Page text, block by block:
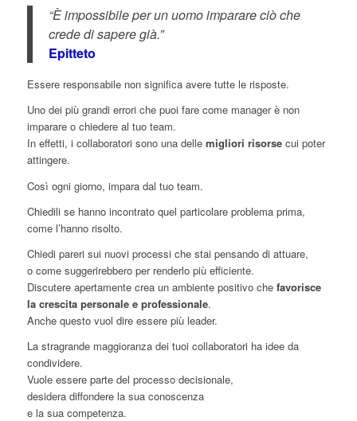
“È impossibile per un uomo imparare ciò che
crede di sapere già.”
Epitteto
Essere responsabile non significa avere tutte le risposte.
Uno dei più grandi errori che puoi fare come manager è non
imparare o chiedere al tuo team.
In effetti, i collaboratori sono una delle migliori risorsecui poter
attingere.
Così ogni giorno, impara dal tuo team.
Chiedili se hanno incontrato quel particolare problema prima,
come l’hanno risolto.
Chiedi pareri sui nuovi processi che stai pensando di attuare,
o come suggerirebbero per renderlo più efficiente.
Discutere apertamente crea un ambiente positivo che favorisce
la crescita personale e professionale.
Anche questo vuol dire essere più leader.
La stragrande maggioranza dei tuoi collaboratori ha idee da
condividere.
Vuole essere parte del processo decisionale,
desidera diffondere la sua conoscenza
e la sua competenza.